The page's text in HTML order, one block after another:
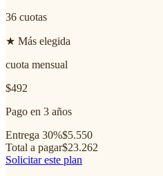
36 cuotas
★ Más elegida
cuota mensual
$492
Pago en 3 años
Entrega 30%$5.550
Total a pagar$23.262
Solicitar este plan